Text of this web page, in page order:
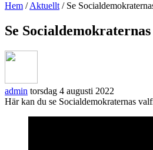
Hem /Aktuellt / Se
Se
admin torsdag 4 augusti 2022
Här kan du se Socialdemokraternas